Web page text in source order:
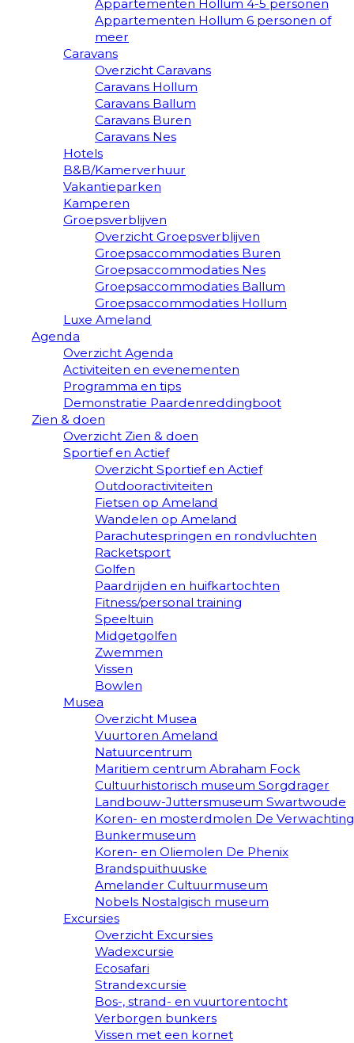
Appartementen Hollum 4-5 personen
Appartementen Hollum 6 personen of
meer
Caravans
Overzicht Caravans
Caravans Hollum
Caravans Ballum
Caravans Buren
Caravans Nes
Hotels
B&B/Kamerverhuur
Vakantieparken
Kamperen
Groepsverblijven
Overzicht Groepsverblijven
Groepsaccommodaties Buren
Groepsaccommodaties Nes
Groepsaccommodaties Ballum
Groepsaccommodaties Hollum
Luxe Ameland
Agenda
Overzicht Agenda
Activiteiten en evenementen
Programma en tips
Demonstratie Paardenreddingboot
Zien & doen
Overzicht Zien & doen
Sportief en Actief
Overzicht Sportief en Actief
Outdooractiviteiten
Fietsen op Ameland
Wandelen op Ameland
Parachutespringen en rondvluchten
Racketsport
Golfen
Paardrijden en huifkartochten
Fitness/personal training
Speeltuin
Midgetgolfen
Zwemmen
Vissen
Bowlen
Musea
Overzicht Musea
Vuurtoren Ameland
Natuurcentrum
Maritiem centrum Abraham Fock
Cultuurhistorisch museum Sorgdrager
Landbouw-Juttersmuseum Swartwoude
Koren- en mosterdmolen De Verwachting
Bunkermuseum
Koren- en Oliemolen De Phenix
Brandspuithuuske
Amelander Cultuurmuseum
Nobels Nostalgisch museum
Excursies
Overzicht Excursies
Wadexcursie
Ecosafari
Strandexcursie
Bos-, strand- en vuurtorentocht
Verborgen bunkers
Vissen met een kornet